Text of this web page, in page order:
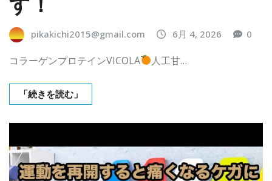
pikakichi2015@gmail.com 6月 4, 2026 0
コラーゲンプロテインVICOLA 人工甘…
「続きを読む」